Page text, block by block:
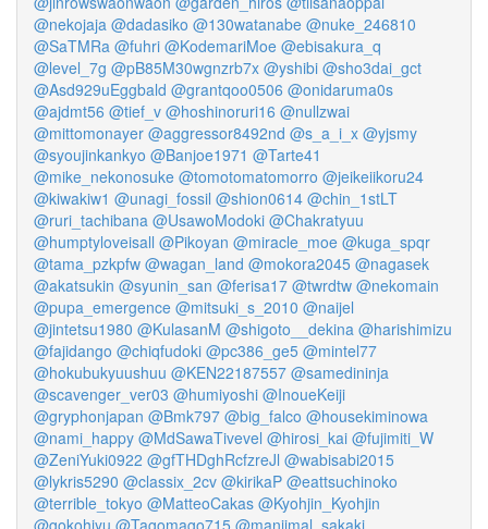
@nekojaja @dadasiko @130watanabe @nuke_246810
@SaTMRa @fuhri @KodemariMoe @ebisakura_q
@level_7g @pB85M30wgnzrb7x @yshibi @sho3dai_gct
@Asd929uEggbald @grantqoo0506 @onidaruma0s
@ajdmt56 @tief_v @hoshinoruri16 @nullzwai
@mittomonayer @aggressor8492nd @s_a_i_x @yjsmy
@syoujinkankyo @Banjoe1971 @Tarte41
@mike_nekonosuke @tomotomatomorro @jeikeiikoru24
@kiwakiw1 @unagi_fossil @shion0614 @chin_1stLT
@ruri_tachibana @UsawoModoki @Chakratyuu
@humptyloveisall @Pikoyan @miracle_moe @kuga_spqr
@tama_pzkpfw @wagan_land @mokora2045 @nagasek
@akatsukin @syunin_san @ferisa17 @twrdtw @nekomain
@pupa_emergence @mitsuki_s_2010 @naijel
@jintetsu1980 @KulasanM @shigoto__dekina @harishimizu
@fajidango @chiqfudoki @pc386_ge5 @mintel77
@hokubukyuushuu @KEN22187557 @samedininja
@scavenger_ver03 @humiyoshi @InoueKeiji
@gryphonjapan @Bmk797 @big_falco @housekiminowa
@nami_happy @MdSawaTivevel @hirosi_kai @fujimiti_W
@ZeniYuki0922 @gfTHDghRcfzreJl @wabisabi2015
@lykris5290 @classix_2cv @kirikaP @eattsuchinoko
@terrible_tokyo @MatteoCakas @Kyohjin_Kyohjin
@gokohiyu @Tagomago715 @manjimal_sakaki